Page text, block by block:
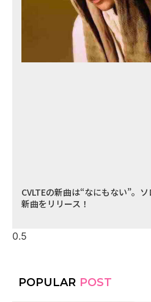
CVLTEの新曲は“なにもない”。
新曲をリリース！
POPULAR POST